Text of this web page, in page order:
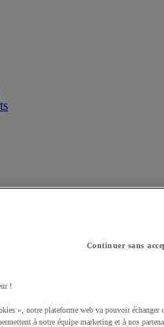
Continuer sans
!
», notre plateforme web va pouvoir échanger
à notre équipe marketing et à nos